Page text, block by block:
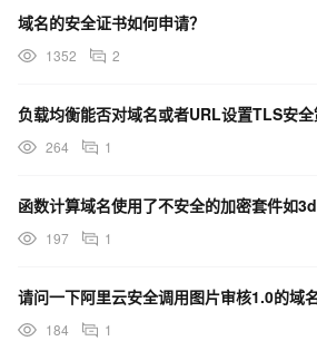
域名的安全证书如何申请？
1352 2
负载均衡能否对域名或者URL设置TLS安
264 1
函数计算域名使用了不安全的加密套件如
197 1
请问一下阿里云安全调用图片审核1.0的域
184 1